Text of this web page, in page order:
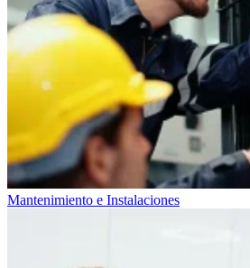
Mantenimiento e Instalaciones